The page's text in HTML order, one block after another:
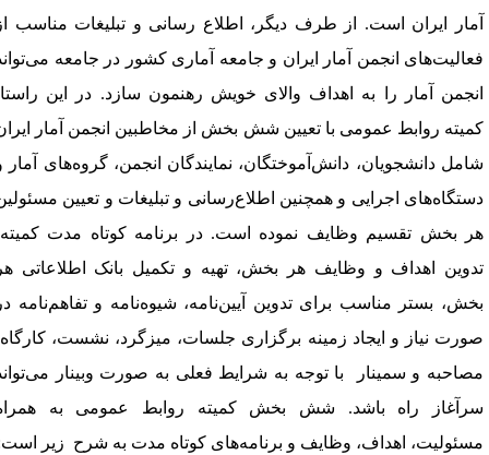
ایران است. از طرف دیگر، اطلاع رسانی و تبلیغات مناسب از
انجمن آمار ایران و جامعه آماری کشور در جامعه می‌تواند
آمار را به اهداف والای خویش رهنمون سازد. در این راستا،
روابط عمومی با تعیین شش بخش از مخاطبین انجمن آمار ایران
دانشجویان، دانش‌آموختگان، نمایندگان انجمن، گروه‌های آمار و
اجرایی و همچنین اطلاع‌رسانی و تبلیغات و تعیین مسئولین
بخش تقسیم وظایف نموده است. در برنامه کوتاه مدت کمیته،
اهداف و وظایف هر بخش، تهیه و تکمیل بانک اطلاعاتی هر
بستر مناسب برای تدوین آیین‌نامه، شیوه‌نامه و تفاهم‌نامه در
نیاز و ایجاد زمینه برگزاری جلسات، میزگرد، نشست، کارگاه،
و سمینار
با توجه به شرایط فعلی به صورت وبینار می‌تواند
راه باشد. شش بخش کمیته روابط عمومی به همراه
اهداف، وظایف و برنامه‌های کوتاه مدت به شرح زیر است: